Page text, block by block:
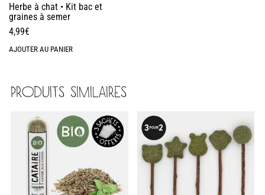
Herbe à chat • Kit bac et
graines à semer
4,99€
AJOUTER AU PANIER
PRODUITS SIMILAIRES